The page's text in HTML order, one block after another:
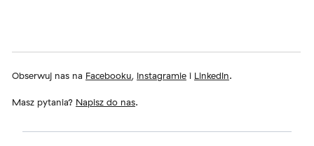
Obserwuj nas na Facebooku, Instagramiei LinkedIn.
Masz pytania? Napisz do nas.